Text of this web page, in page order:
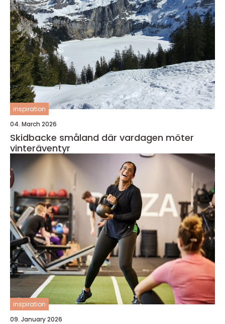
inspiration
04. March 2026
Skidbacke småland där vardagen möter
vinteräventyr
inspiration
09. January 2026